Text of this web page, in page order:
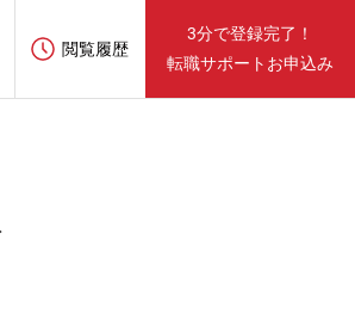
閲覧履歴
3分で登録完了！
転職サポートお申込み